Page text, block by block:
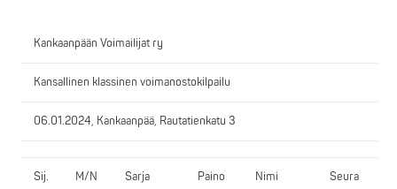
Kankaanpään Voimailijat ry
Kansallinen klassinen voimanostokilpailu
06.01.2024, Kankaanpää, Rautatienkatu 3
Sij. M/N Sarja Paino Nimi Seura